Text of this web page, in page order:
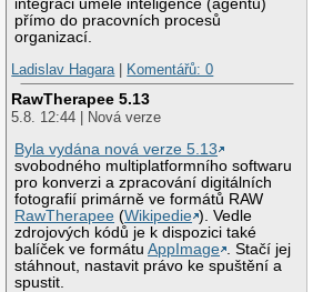
integraci umělé inteligence (agentů)
přímo do pracovních procesů
organizací.
Ladislav Hagara| Komentářů: 0
RawTherapee 5.13
5.8. 12:44 | Nová verze
Byla vydána nová verze 5.13
svobodného multiplatformního softwaru
pro konverzi a zpracování digitálních
fotografií primárně ve formátů RAW
RawTherapee (Wikipedie ). Vedle
zdrojových kódů je k dispozici také
balíček ve formátuAppImage
. Stačí jej
stáhnout, nastavit právo ke spuštění a
spustit.